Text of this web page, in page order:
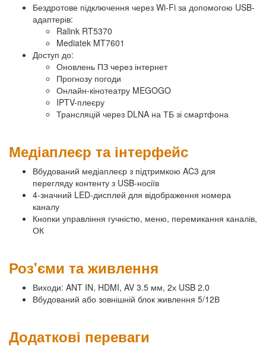
Бездротове підключення через Wi-Fi за допомогою USB-
адаптерів:
Ralink RT5370
Mediatek MT7601
Доступ до:
Оновлень ПЗ через інтернет
Прогнозу погоди
Онлайн-кінотеатру MEGOGO
IPTV-плеєру
Трансляцій через DLNA на ТБ зі смартфона
Медіаплеєр та інтерфейс
Вбудований медіаплеєр з підтримкою AC3 для
перегляду контенту з USB-носіїв
4-значний LED-дисплей для відображення номера
каналу
Кнопки управління гучністю, меню, перемикання каналів,
ОК
Роз'єми та живлення
Виходи: ANT IN, HDMI, AV 3.5 мм, 2х USB 2.0
Вбудований або зовнішній блок живлення 5/12В
Додаткові переваги